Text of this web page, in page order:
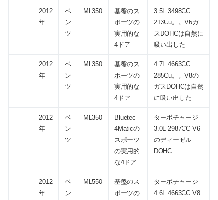
2012
年
ベ
ン
ツ
ML350
基盤のス
ポーツの
実用的な
4ドア
3.5L 3498CC
213Cu。。V6ガ
スDOHCは自然に
吸い出した
2012
年
ベ
ン
ツ
ML350
基盤のス
ポーツの
実用的な
4ドア
4.7L 4663CC
285Cu。。V8の
ガスDOHCは自然
に吸い出した
2012
年
ベ
ン
ツ
ML350
Bluetec
4Maticの
スポーツ
の実用的
な4ドア
ターボチャージ
3.0L 2987CC V6
のディーゼル
DOHC
2012
年
ベ
ン
ML550
基盤のス
ポーツの
ターボチャージ
4.6L 4663CC V8